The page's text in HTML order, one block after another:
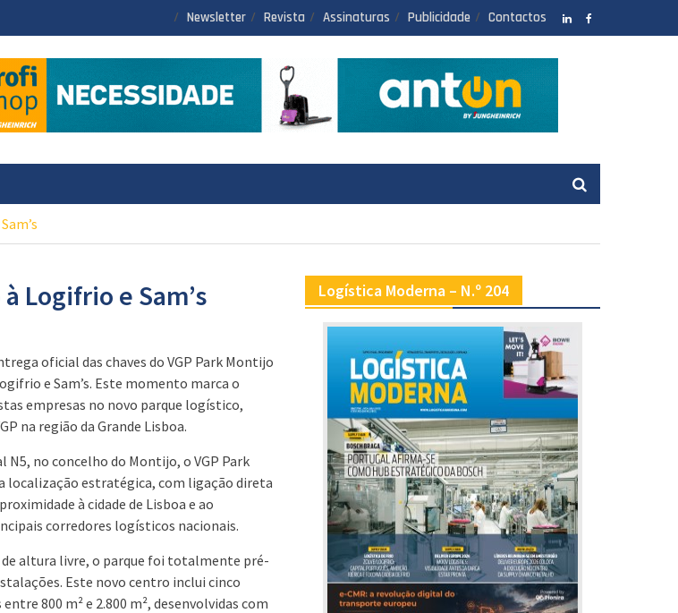
Newsletter Revista Assinaturas Publicidade Contactos
Logifrio e Sam’s
oficial das chaves do VGP Park Montijo
e Sam’s. Este momento marca o
empresas no novo parque logístico,
na região da Grande Lisboa.
N5, no concelho do Montijo, o VGP Park
localização estratégica, com ligação direta
à cidade de Lisboa e ao
corredores logísticos nacionais.
de altura livre, o parque foi totalmente pré-
Este novo centro inclui cinco
800 m² e 2.800 m², desenvolvidas com
Logística Moderna – N.º 204